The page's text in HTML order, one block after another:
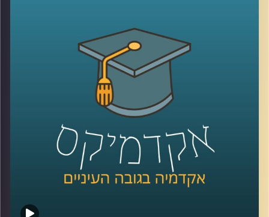
הצריכה שלנו באינטרנט, בתקופה משונה זו
ד"ר גיא הוכמן, ראש התוכנית לתואר שני
בכלכלה התנהגותית בביה"ס טיומקין לכלכלה
ואיבצ'ר לפסיכולוגיה בשעה שכולה מנסה
להסביר לנו – איך אפשר לשנות את ההתנהגות
שלנו בזמן הקורונה.
קרדיט תמונות:AudioVersity